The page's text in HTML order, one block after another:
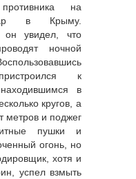
на
в Крыму.
он увидел, что
ночной
к
в
кругов, а
метров и поджег
пушки и
огонь, но
хотя и
успел взмыть